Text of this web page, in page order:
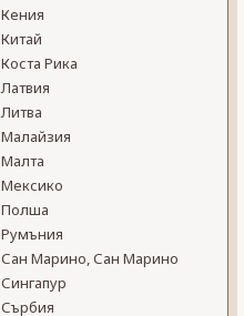
Кения
Китай
Коста Рика
Латвия
Литва
Малайзия
Малта
Мексико
Полша
Румъния
Сан Марино, Сан Марино
Сингапур
Сърбия